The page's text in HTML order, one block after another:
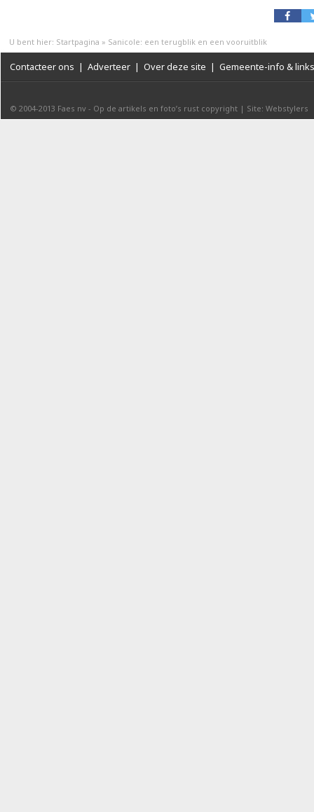
U bent hier: Startpagina » Sanicole: een terugblik en een vooruitblik
Contacteer ons | Adverteer | Over deze site | Gemeente-info & links
© 2004-2013 Faes nv - Op de artikels en foto’s rust copyright | Site: Webstylers